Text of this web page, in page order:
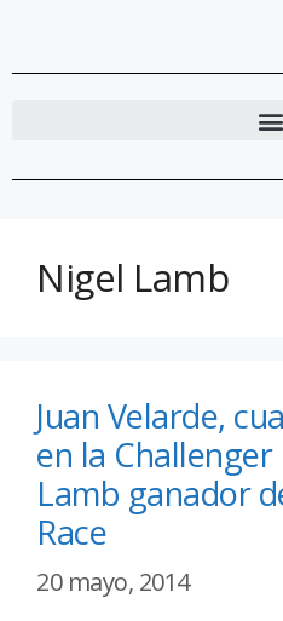
Nigel Lamb
Juan Velarde,
en la
Lamb ganador
Race
20 mayo, 2014